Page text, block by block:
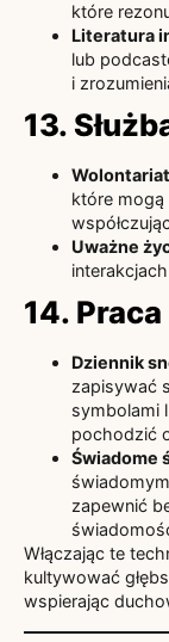
które
Literatura
lub
i
13.
Wolontariat
które
Uważne
14.
Dziennik
zapisywać
symbolami
pochodzić
Świadome
zapewnić
Włączając te
kultywować
wspierając